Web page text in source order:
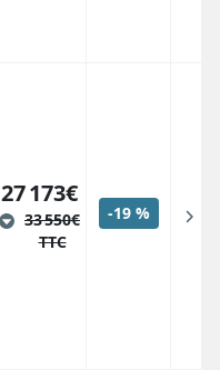
27 173€
33 550€
TTC
-19 %